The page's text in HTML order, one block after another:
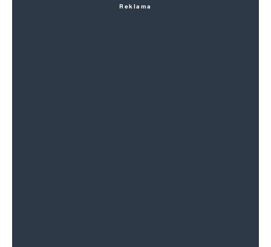
Reklama